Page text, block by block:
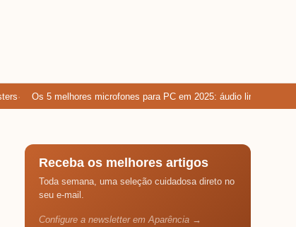
Os 5 melhores microfones para PC em 2025: áudio limpo para
Receba os melhores artigos
Toda semana, uma seleção cuidadosa direto no
seu e-mail.
Configure a newsletter em Aparência →